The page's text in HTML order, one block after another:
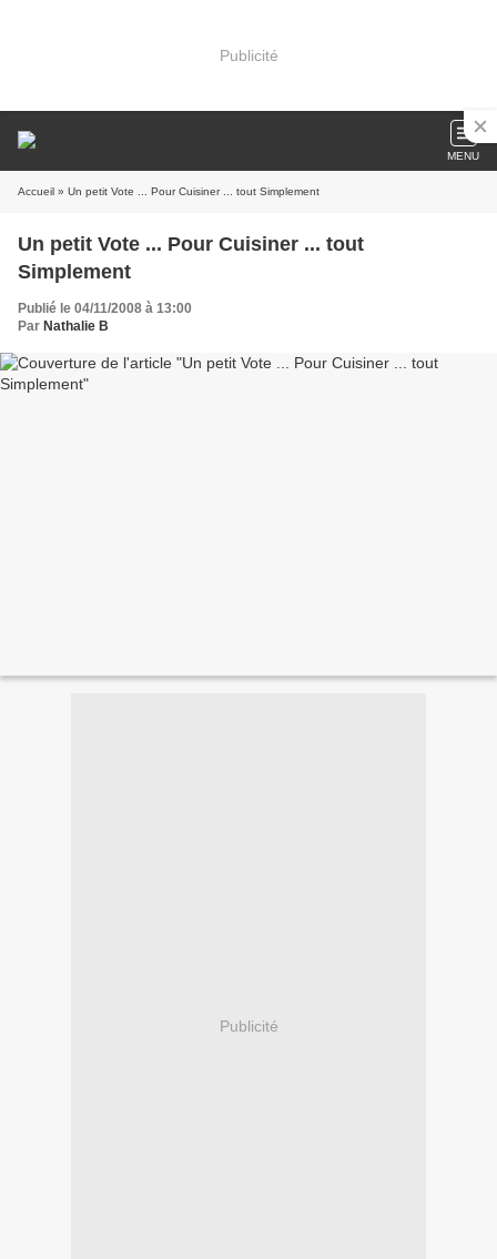
Publicité
MENU
Accueil » Un petit Vote ... Pour Cuisiner ... tout Simplement
Un petit Vote ... Pour Cuisiner ... tout
Simplement
Publié le 04/11/2008 à 13:00
Par Nathalie B
Publicité